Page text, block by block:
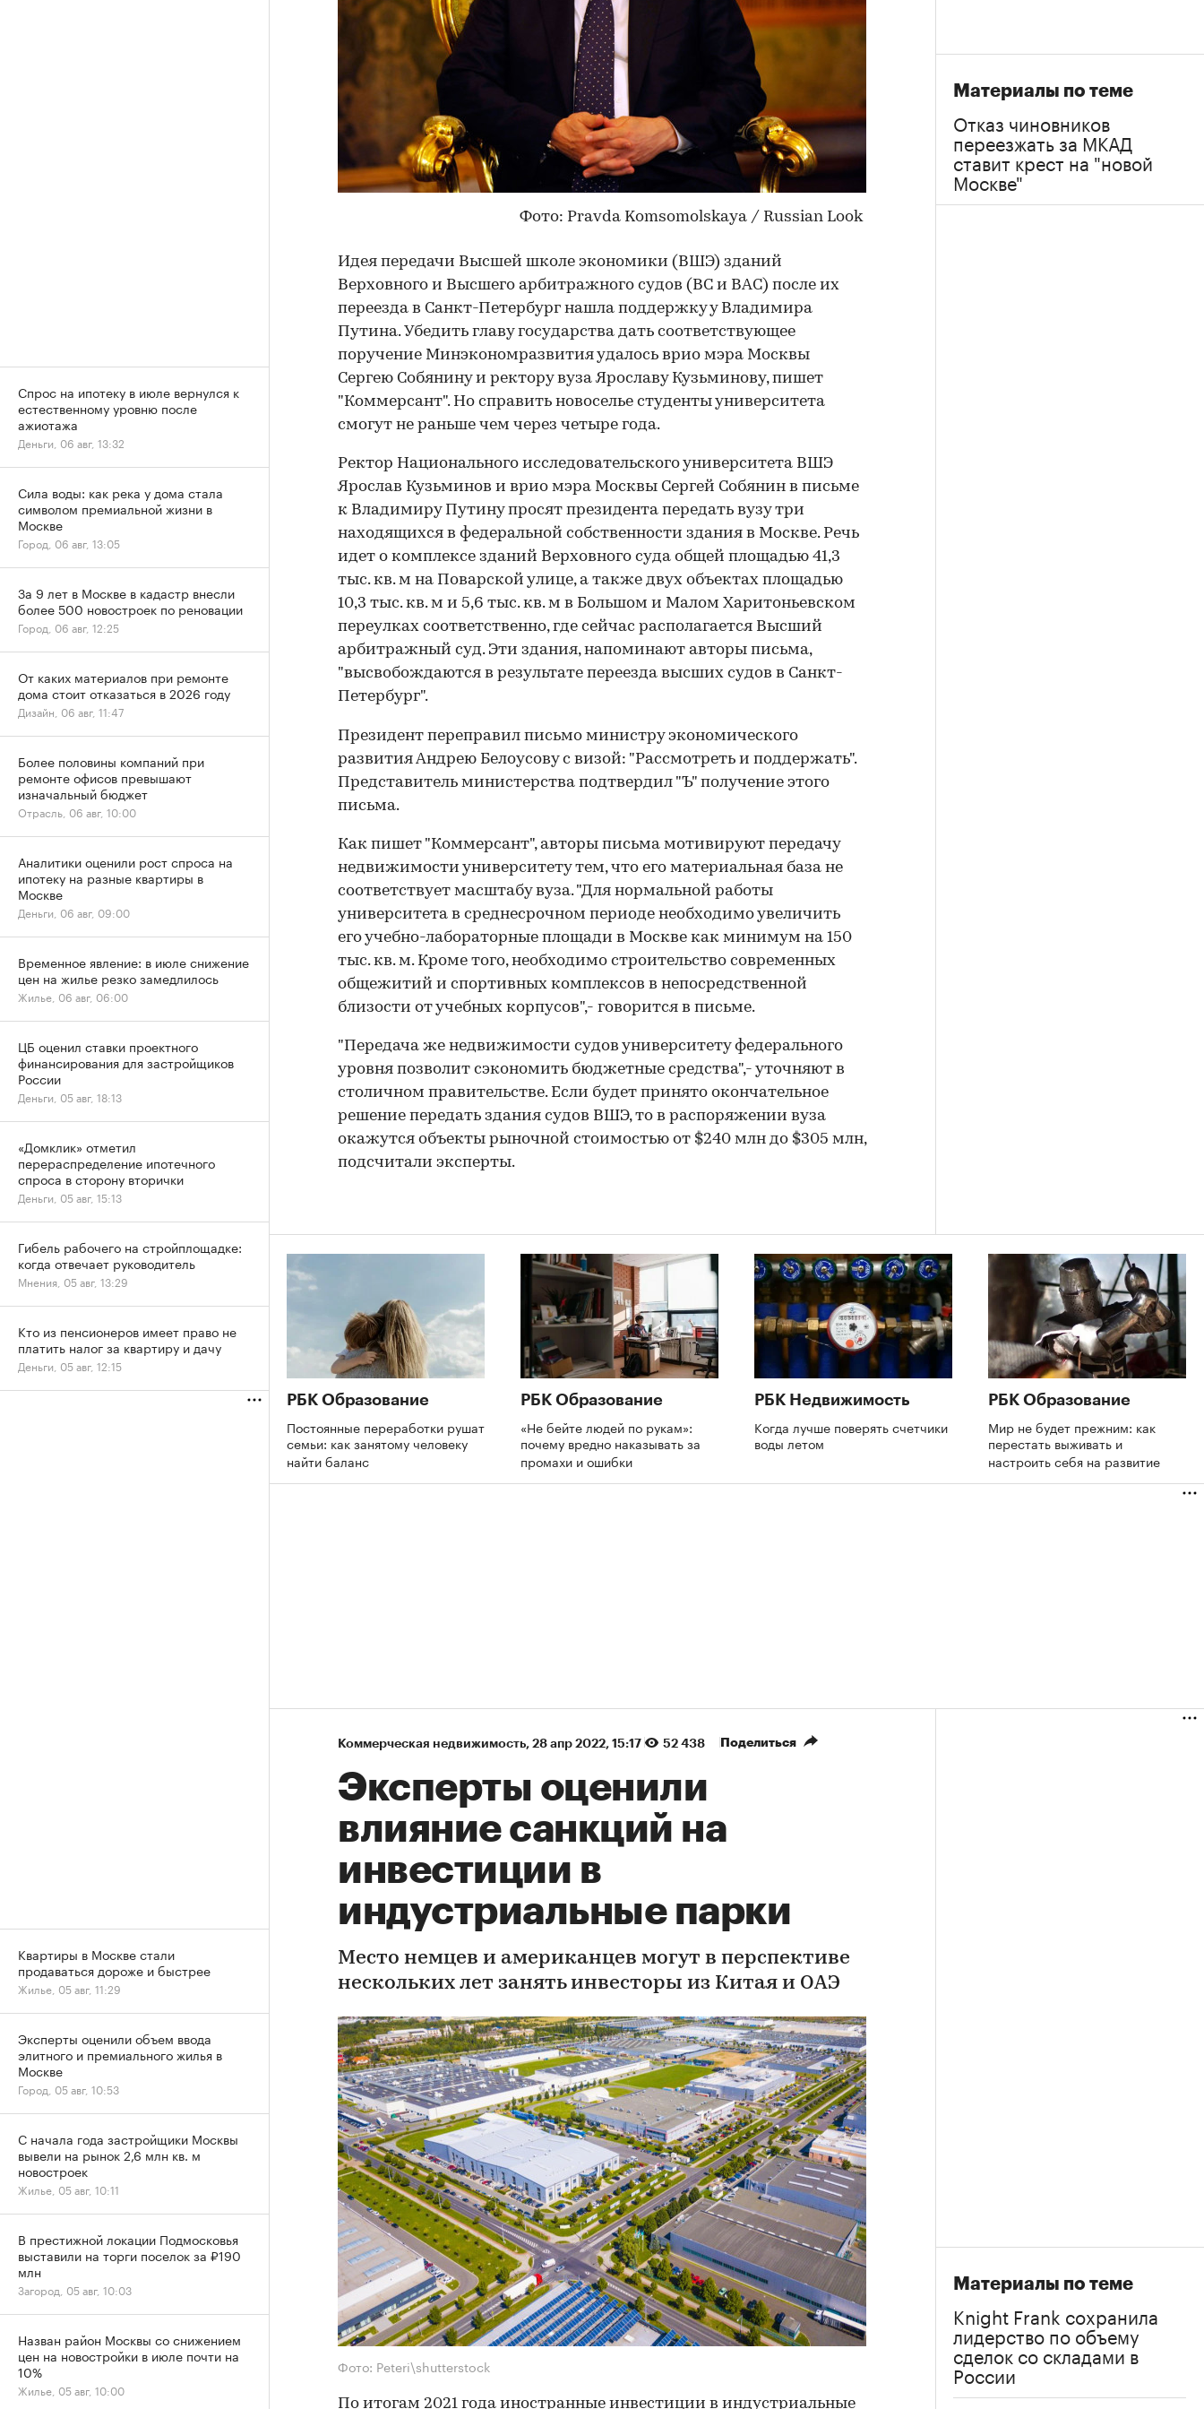
Фото: Pravda Komsomolskaya / Russian Look
Идея передачи Высшей школе экономики (ВШЭ) зданий
Верховного и Высшего арбитражного судов (ВС и ВАС) после их
переезда в Санкт-Петербург нашла поддержку у Владимира
Путина. Убедить главу государства дать соответствующее
поручение Минэкономразвития удалось врио мэра Москвы
Сергею Собянину и ректору вуза Ярославу Кузьминову, пишет
"Коммерсант". Но справить новоселье студенты университета
смогут не раньше чем через четыре года.
Ректор Национального исследовательского университета ВШЭ
Ярослав Кузьминов и врио мэра Москвы Сергей Собянин в письме
к Владимиру Путину просят президента передать вузу три
находящихся в федеральной собственности здания в Москве. Речь
идет о комплексе зданий Верховного суда общей площадью 41,3
тыс. кв. м на Поварской улице, а также двух объектах площадью
10,3 тыс. кв. м и 5,6 тыс. кв. м в Большом и Малом Харитоньевском
переулках соответственно, где сейчас располагается Высший
арбитражный суд. Эти здания, напоминают авторы письма,
"высвобождаются в результате переезда высших судов в Санкт-
Петербург".
/
Президент переправил письмо министру экономического
развития Андрею Белоусову с визой: "Рассмотреть и поддержать".
Представитель министерства подтвердил "Ъ" получение этого
письма.
Как пишет "Коммерсант", авторы письма мотивируют передачу
недвижимости университету тем, что его материальная база не
соответствует масштабу вуза. "Для нормальной работы
университета в среднесрочном периоде необходимо увеличить
его учебно-лабораторные площади в Москве как минимум на 150
тыс. кв. м. Кроме того, необходимо строительство современных
общежитий и спортивных комплексов в непосредственной
близости от учебных корпусов",- говорится в письме.
"Передача же недвижимости судов университету федерального
уровня позволит сэкономить бюджетные средства",- уточняют в
столичном правительстве. Если будет принято окончательное
решение передать здания судов ВШЭ, то в распоряжении вуза
окажутся объекты рыночной стоимостью от $240 млн до $305 млн,
подсчитали эксперты.
Материалы по теме
Отказ чиновников
переезжать за МКАД
ставит крест на "новой
Москве"
РБК Образование
Постоянные переработки рушат
семьи: как занятому человеку
найти баланс
РБК Образование
«Не бейте людей по рукам»:
почему вредно наказывать за
промахи и ошибки
РБК Недвижимость
Когда лучше поверять счетчики
воды летом
РБК Образование
Мир не будет прежним: как
перестать выживать и
настроить себя на развитие
Коммерческая недвижимость⁠, 28 апр 2022, 15:17 52 438 Поделиться
Эксперты оценили
влияние санкций на
инвестиции в
индустриальные парки
Место немцев и американцев могут в перспективе
нескольких лет занять инвесторы из Китая и ОАЭ
Фото: Peteri\shutterstock
По итогам 2021 года иностранные инвестиции в индустриальные
Материалы по теме
Knight Frank сохранила
лидерство по объему
сделок со складами в
России
Спрос на ипотеку в июле вернулся к
естественному уровню после
ажиотажа
Деньги, 06 авг, 13:32
Сила воды: как река у дома стала
символом премиальной жизни в
Москве
Город, 06 авг, 13:05
За 9 лет в Москве в кадастр внесли
более 500 новостроек по реновации
Город, 06 авг, 12:25
От каких материалов при ремонте
дома стоит отказаться в 2026 году
Дизайн, 06 авг, 11:47
Более половины компаний при
ремонте офисов превышают
изначальный бюджет
Отрасль, 06 авг, 10:00
Аналитики оценили рост спроса на
ипотеку на разные квартиры в
Москве
Деньги, 06 авг, 09:00
Временное явление: в июле снижение
цен на жилье резко замедлилось
Жилье, 06 авг, 06:00
ЦБ оценил ставки проектного
финансирования для застройщиков
России
Деньги, 05 авг, 18:13
«Домклик» отметил
перераспределение ипотечного
спроса в сторону вторички
Деньги, 05 авг, 15:13
Гибель рабочего на стройплощадке:
когда отвечает руководитель
Мнения, 05 авг, 13:29
Кто из пенсионеров имеет право не
платить налог за квартиру и дачу
Деньги, 05 авг, 12:15
Квартиры в Москве стали
продаваться дороже и быстрее
Жилье, 05 авг, 11:29
Эксперты оценили объем ввода
элитного и премиального жилья в
Москве
Город, 05 авг, 10:53
С начала года застройщики Москвы
вывели на рынок 2,6 млн кв. м
новостроек
Жилье, 05 авг, 10:11
В престижной локации Подмосковья
выставили на торги поселок за ₽190
млн
Загород, 05 авг, 10:03
Назван район Москвы со снижением
цен на новостройки в июле почти на
10%
Жилье, 05 авг, 10:00